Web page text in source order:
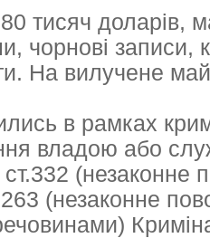
тисяч доларів,
чорнові записи,
На вилучене
в рамках
владою або
(незаконне
(незаконне